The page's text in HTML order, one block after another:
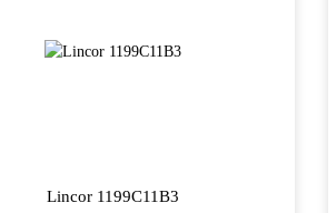
Lincor 1199C11B3